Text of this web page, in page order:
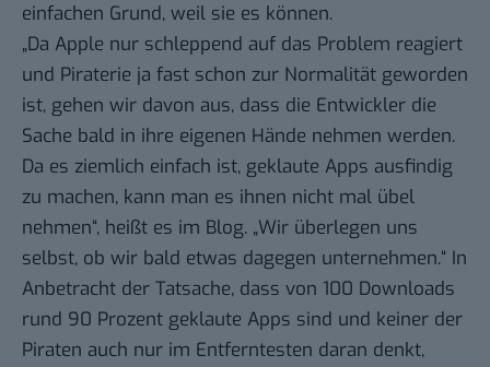
einfachen Grund, weil sie es können.
„Da Apple nur schleppend auf das Problem reagiert
und Piraterie ja fast schon zur Normalität geworden
ist, gehen wir davon aus, dass die Entwickler die
Sache bald in ihre eigenen Hände nehmen werden.
Da es ziemlich einfach ist, geklaute Apps ausfindig
zu machen, kann man es ihnen nicht mal übel
nehmen“, heißt es im Blog. „Wir überlegen uns
selbst, ob wir bald etwas dagegen unternehmen.“ In
Anbetracht der Tatsache, dass von 100 Downloads
rund 90 Prozent geklaute Apps sind und keiner der
Piraten auch nur im Entferntesten daran denkt,